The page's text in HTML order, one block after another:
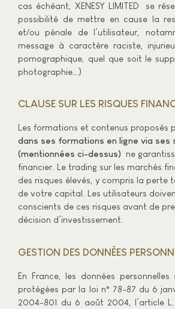
cas échéant, XENESY LIMITED se
possibilité de mettre en cause la
et/ou pénale de l’utilisateur,
message à caractère raciste,
pornographique, quel que soit le
photographie…)
CLAUSE SUR LES RISQUES
Les formations et contenus proposés
dans ses formations en ligne via ses
(mentionnées ci-dessus) ne
financier. Le trading sur les marchés
des risques élevés, y compris la perte
de votre capital. Les utilisateurs
conscients de ces risques avant de
décision d’investissement.
GESTION DES DONNÉES
En France, les données
protégées par la loi n° 78-87 du 6
2004-801 du 6 août 2004, l’article